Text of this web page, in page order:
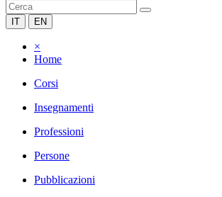
IT EN
×
Home
Corsi
Insegnamenti
Professioni
Persone
Pubblicazioni